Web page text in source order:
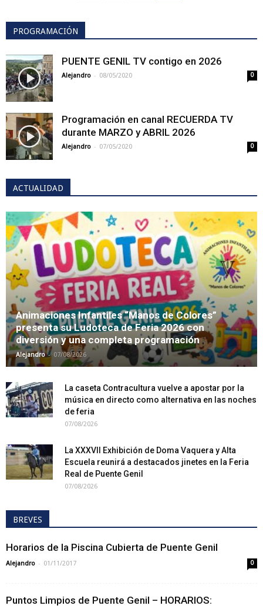
PROGRAMACIÓN
PUENTE GENIL TV contigo en 2026
Alejandro - 08/05/2020 0
Programación en canal RECUERDA TV
durante MARZO y ABRIL 2026
Alejandro - 07/05/2020 0
ACTUALIDAD
Animaciones Infantiles “Manos de Colores”
presenta su Ludoteca de Feria 2026 con
diversión y una completa programación
Alejandro - 07/08/2026
La caseta Contracultura vuelve a apostar por la
música en directo como alternativa en las noches
de feria
07/08/2026
La XXXVII Exhibición de Doma Vaquera y Alta
Escuela reunirá a destacados jinetes en la Feria
Real de Puente Genil
07/08/2026
BREVES
Horarios de la Piscina Cubierta de Puente Genil
Alejandro - 01/11/2017 0
Puntos Limpios de Puente Genil – HORARIOS: